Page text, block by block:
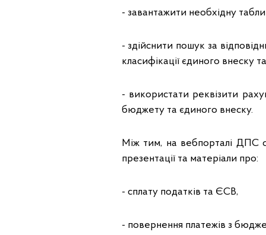
- завантажити необхідну
- здійснити пошук за
класифікації єдиного внеску
- використати реквізити
бюджету та єдиного внеску.
Між тим, на вебпорталі ДПС
презентації та матеріали про:
- сплату податків та ЄСВ,
- повернення платежів з